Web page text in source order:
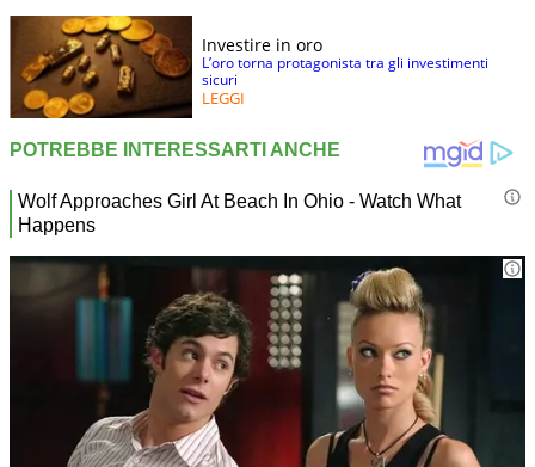
Investire in oro
L’oro torna protagonista tra gli investimenti
sicuri
LEGGI